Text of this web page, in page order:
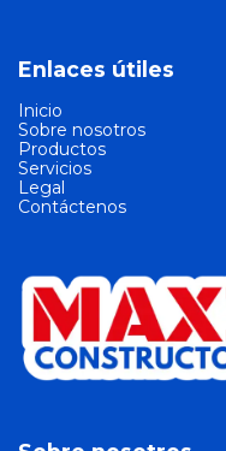
Enlaces útiles
Inicio
Sobre nosotros
Productos
Servicios
Legal
Contáctenos